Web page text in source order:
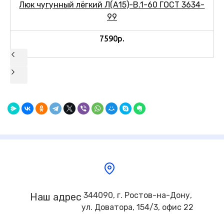
Люк чугунный лёгкий Л(А15)-В.1-60 ГОСТ 3634-
99
7590р.
Наш адрес 344090, г. Ростов-на-Дону,
ул. Доватора, 154/3, офис 22